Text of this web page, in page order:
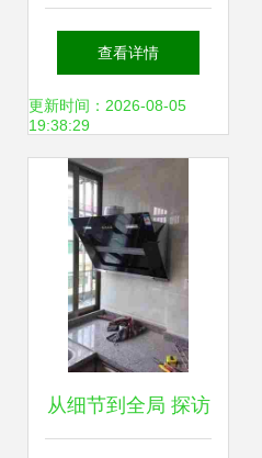
一多功能螺丝刀测
评 简单实用，家庭
维修好帮手
查看详情
更新时间：2026-08-05
19:38:29
从细节到全局 探访